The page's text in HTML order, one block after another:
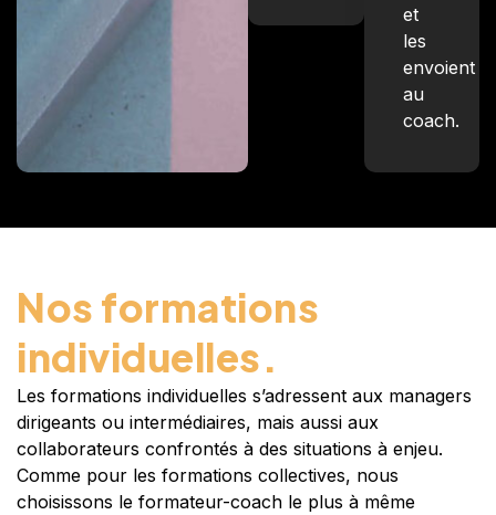
et
les
envoient
au
coach.
Nos formations
individuelles.
Les formations individuelles s’adressent aux managers
dirigeants ou intermédiaires, mais aussi aux
collaborateurs confrontés à des situations à enjeu.
Comme pour les formations collectives, nous
choisissons le formateur-coach le plus à même